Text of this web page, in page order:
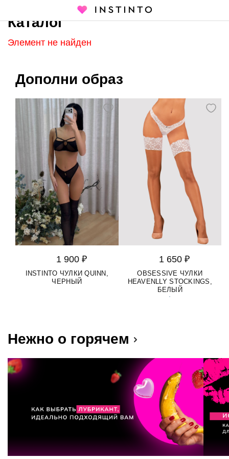
Каталог
Каталог
Элемент не найден
Дополни образ
1 900 ₽
INSTINTO ЧУЛКИ QUINN,
ЧЕРНЫЙ
1 650 ₽
OBSESSIVE ЧУЛКИ
HEAVENLLY STOCKINGS,
БЕЛЫЙ
Нежно о горячем